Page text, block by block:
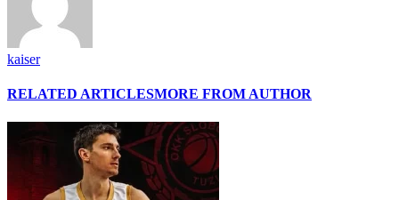
kaiser
RELATED ARTICLESMORE FROM AUTHOR